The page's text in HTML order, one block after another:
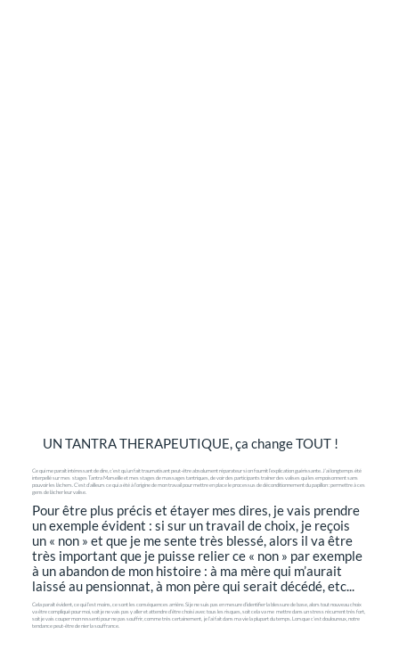
UN TANTRA THERAPEUTIQUE, ça change TOUT !
Ce qui me paraît intéressant de dire, c’est qu’un fait traumatisant peut-être absolument réparateur si on fournit l’explication guérissante. J’ai longtemps été
interpellé sur mes stages Tantra Marseille et mes stages de massages tantriques, de voir des participants traîner des valises qui les empoisonnent sans
pouvoir les lâchers. C’est d’ailleurs ce qui a été à l’origine de mon travail pour mettre en place le processus de déconditionnement du papillon : permettre à ces
gens de lâcher leur valise.
Pour être plus précis et étayer mes dires, je vais prendre
un exemple évident : si sur un travail de choix, je reçois
un « non » et que je me sente très blessé, alors il va être
très important que je puisse relier ce « non » par exemple
à un abandon de mon histoire : à ma mère qui m’aurait
laissé au pensionnat, à mon père qui serait décédé, etc...
Cela paraît évident, ce qui l’est moins, ce sont les conséquences arrière. Si je ne suis pas en mesure d’identifier la blessure de base, alors tout nouveau choix
va être compliqué pour moi, soit je ne vais pas y aller et attendre d’être choisi avec tous les risques, soit cela va me mettre dans un stress récurrent très fort,
soit je vais couper mon ressenti pour ne pas souffrir, comme très certainement, je l’ai fait dans ma vie la plupart du temps. Lorsque c’est douloureux, notre
tendance peut-être de nier la souffrance.